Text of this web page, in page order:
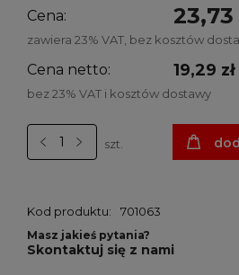
Cena: 23,73
zawiera 23% VAT, bez kosztów
Cena netto: 19,29 zł
bez 23% VAT i kosztów dostawy
szt.
Kod produktu: 701063
Masz jakieś pytania?
Skontaktuj się z nami